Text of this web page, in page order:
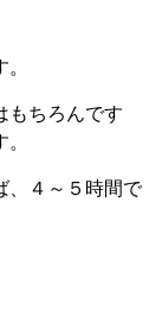
もちろんです
、４～５時間で